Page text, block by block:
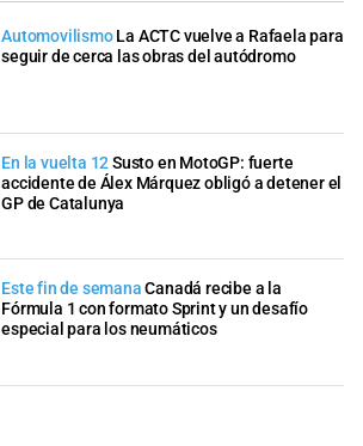
Automovilismo La ACTC vuelve a Rafaela para
seguir de cerca las obras del autódromo
En la vuelta 12Susto en MotoGP: fuerte
accidente de Álex Márquez obligó a detener el
GP de Catalunya
Este fin de semana Canadá recibe a la
Fórmula 1 con formato Sprint y un desafío
especial para los neumáticos